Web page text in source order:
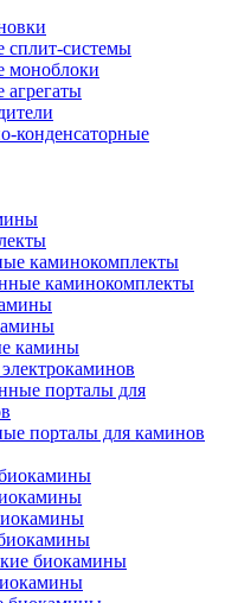
сплит-системы
моноблоки
агрегаты
конденсаторные
каминокомплекты
каминокомплекты
камины
порталы для
порталы для каминов
биокамины